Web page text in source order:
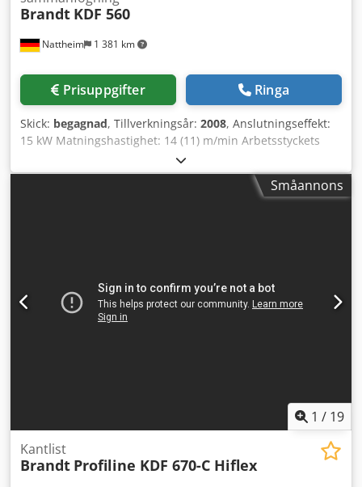
Nattheim 1 381 km
Brandt KDF 560
Prisuppgifter Ringa
Skick: begagnad, Tillverkningsår: 2008, Anslutningseffekt:
15 kW Matningshastighet: 14 (11) m/min Arbetsstyckets
tjocklek: 8 - 60 mm Kanttjocklek: 0,4 - 8 mm Rullavstånd:
max. 3,0 x 45 / 0,8 x 65 mm Utsugsdiameter: 120 / 160 / 100
mm Arbets höjd: 950 mm Mått: 6260 x 1560 x 2300 mm
Småannons
1 / 19
Kantlist
Brandt Profiline KDF 670-C Hiflex